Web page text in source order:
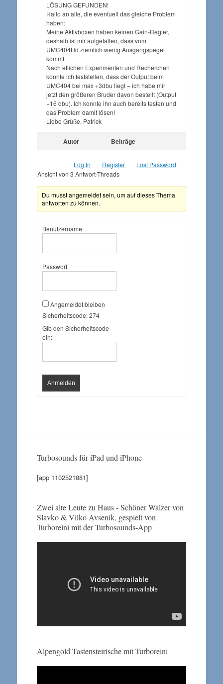
LÖSUNG GEFUNDEN!
Hallo an alle, die eventuell das gleiche Problem
haben:
Meine Aktivboxen haben keinen Gain-Regler,
deshalb ist mir aufgefallen, dass vom
UMC404Hd ziemlich wenig Ausgangspegel
kommt.
Nach etlichen Experimenten und Recherchen
konnte ich feststellen, dass der Output beim
UMC404 bei max +3dbu liegt – ich habe mir
jetzt den größeren Bruder davon bestellt (Output
+16 dbu). Ich konnte ihn auch bereits testen und
das Problem damit lösen!
Liebe Grüße, Patrick
Autor Beiträge
Log In Register
Lost Password
Ansicht von 3 Antwort-Threads
Du musst angemeldet sein, um auf dieses Thema
antworten zu können.
Benutzername:
Passwort:
Angemeldet bleiben
Sicherheitscode: 274
Gib den Sicherheitscode
ein:
Anmelden
Turbosounds für iPad und iPhone
[app 1102521881]
Zwei alte Leute zu Haus - Schöner Walzer von
Slavko & Vilko Avsenik, gespielt von
Turboreini mit der Turbosounds-App
Alpengold Tastensteirische mit Turboreini